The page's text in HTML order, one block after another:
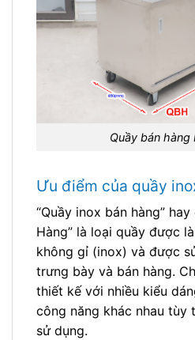
Quầy bán hàng
Ưu điểm của quầy
“Quầy inox bán hàng”
Hàng” là loại quầy được
không gỉ (inox) và được
trưng bày và bán hàng.
thiết kế với nhiều kiểu
công năng khác nhau tùy
sử dụng.